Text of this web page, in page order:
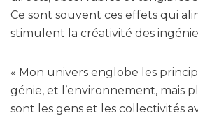
Ce sont souvent ces effets qui
stimulent la créativité des
« Mon univers englobe les
génie, et l’environnement, mais
sont les gens et les collectivités